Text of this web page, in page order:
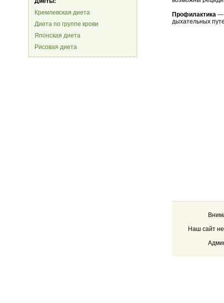
Кремлевская диета
Диета по группе крови
Японская диета
Рисовая диета
Профилактика —
дыхательных
Наш сайт